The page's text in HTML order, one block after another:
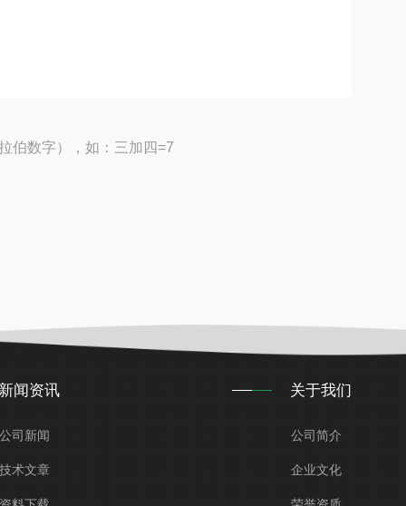
伯数字），如：三加四=7
新闻资讯
公司新闻
技术文章
关于我们
公司简介
企业文化